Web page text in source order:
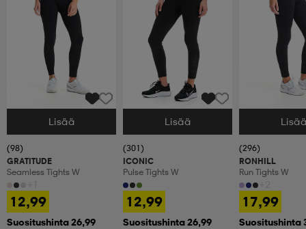
Valitse Koko
Lisää
(98)
GRATITUDE
Seamless Tights W
12,99
Suositushinta 26,99
Valitse Koko
Lisää
(301)
ICONIC
Pulse Tights W
12,99
Suositushinta 26,99
Valitse Koko
(296)
RONHILL
Run Tights W
17,99
Suositushinta